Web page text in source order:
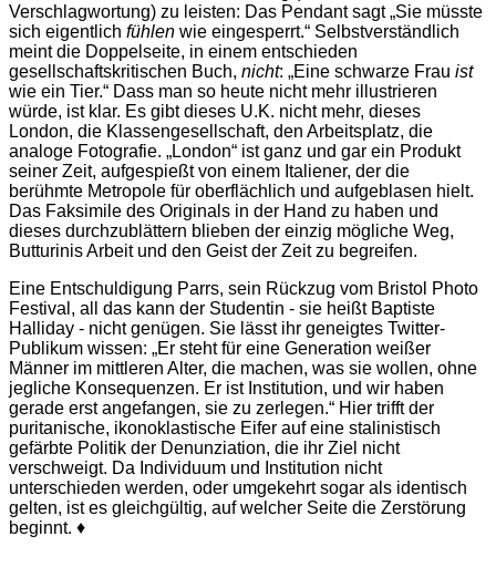
Verschlagwortung) zu leisten: Das Pendant sagt „Sie müsste
sich eigentlich fühlen wie eingesperrt.“ Selbstverständlich
meint die Doppelseite, in einem entschieden
gesellschaftskritischen Buch, nicht: „Eine schwarze Frau ist
wie ein Tier.“ Dass man so heute nicht mehr illustrieren
würde, ist klar. Es gibt dieses U.K. nicht mehr, dieses
London, die Klassengesellschaft, den Arbeitsplatz, die
analoge Fotografie. „London“ ist ganz und gar ein Produkt
seiner Zeit, aufgespießt von einem Italiener, der die
berühmte Metropole für oberflächlich und aufgeblasen hielt.
Das Faksimile des Originals in der Hand zu haben und
dieses durchzublättern blieben der einzig mögliche Weg,
Butturinis Arbeit und den Geist der Zeit zu begreifen.
Eine Entschuldigung Parrs, sein Rückzug vom Bristol Photo
Festival, all das kann der Studentin - sie heißt Baptiste
Halliday - nicht genügen. Sie lässt ihr geneigtes Twitter-
Publikum wissen: „Er steht für eine Generation weißer
Männer im mittleren Alter, die machen, was sie wollen, ohne
jegliche Konsequenzen. Er ist Institution, und wir haben
gerade erst angefangen, sie zu zerlegen.“ Hier trifft der
puritanische, ikonoklastische Eifer auf eine stalinistisch
gefärbte Politik der Denunziation, die ihr Ziel nicht
verschweigt. Da Individuum und Institution nicht
unterschieden werden, oder umgekehrt sogar als identisch
gelten, ist es gleichgültig, auf welcher Seite die Zerstörung
beginnt. ♦